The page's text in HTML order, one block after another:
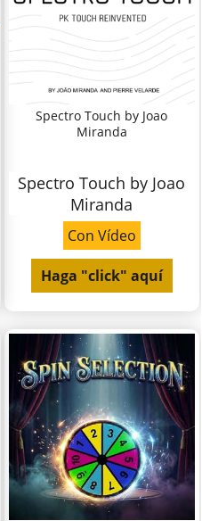
Spectro Touch by Joao
Miranda
Spectro Touch by Joao
Miranda
Con Vídeo
Haga "click" aquí